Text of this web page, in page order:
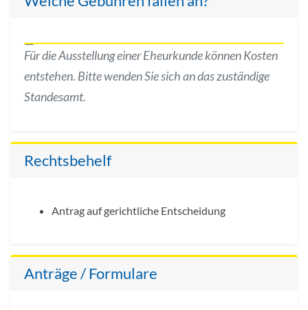
Für die Ausstellung einer Eheurkunde können Kosten
entstehen. Bitte wenden Sie sich an das zuständige
Standesamt.
Rechtsbehelf
Antrag auf gerichtliche Entscheidung
Anträge / Formulare